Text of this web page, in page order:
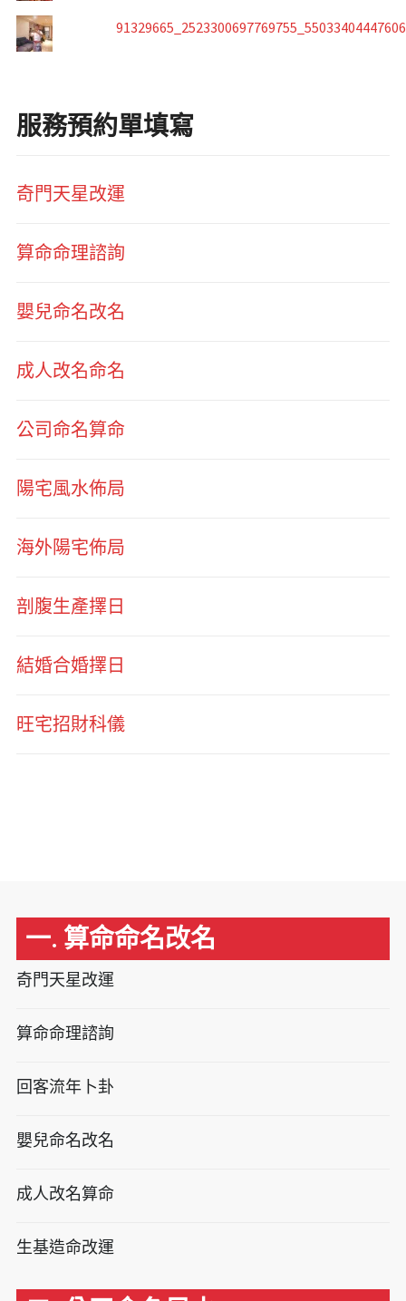
服務預約單填寫
奇門天星改運
算命命理諮詢
嬰兒命名改名
成人改名命名
公司命名算命
陽宅風水佈局
海外陽宅佈局
剖腹生產擇日
結婚合婚擇日
旺宅招財科儀
一. 算命命名改名
奇門天星改運
算命命理諮詢
回客流年卜卦
嬰兒命名改名
成人改名算命
生基造命改運